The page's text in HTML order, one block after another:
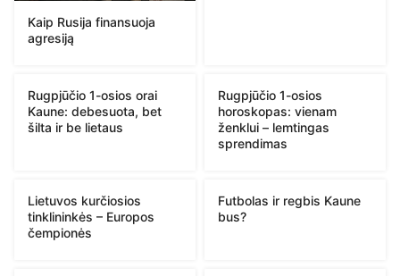
Kaip Rusija finansuoja
agresiją
Rugpjūčio 1-osios orai
Kaune: debesuota, bet
šilta ir be lietaus
Rugpjūčio 1-osios
horoskopas: vienam
ženklui – lemtingas
sprendimas
Lietuvos kurčiosios
tinklininkės – Europos
čempionės
Futbolas ir regbis Kaune
bus?